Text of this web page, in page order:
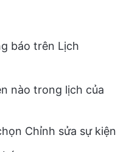
báo trên Lịch
nào trong lịch của
Chỉnh sửa sự kiện